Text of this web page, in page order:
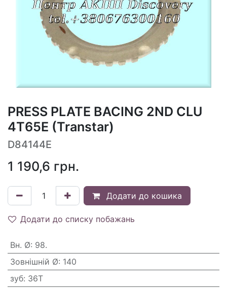
PRESS PLATE BACING 2ND CLU
4T65E (Transtar)
D84144E
1 190,6 грн.
Додати до кошика
Додати до списку побажань
Вн. Ø: 98.
Зовнішній Ø: 140
зуб: 36T